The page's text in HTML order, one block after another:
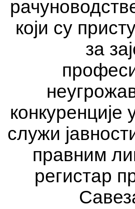
који су
за
служи
правним
регистар